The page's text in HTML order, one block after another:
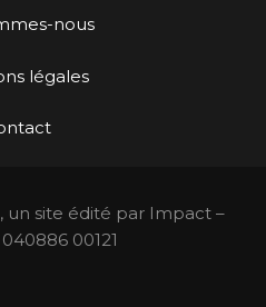
nous
légales
un site édité par Impact –
00121